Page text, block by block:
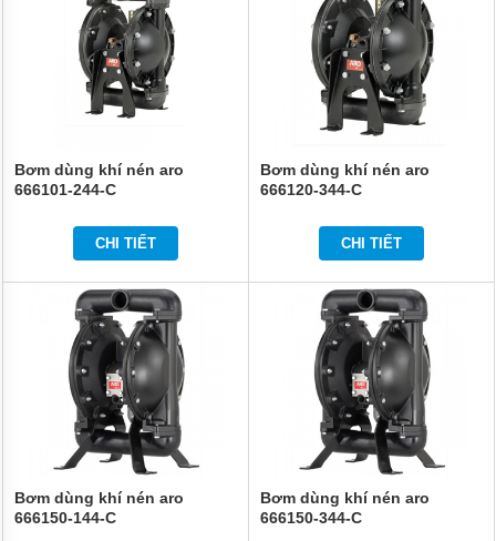
Bơm dùng khí nén aro
666101-244-C
CHI TIẾT
Bơm dùng khí nén aro
666120-344-C
CHI TIẾT
Bơm dùng khí nén aro
666150-144-C
Bơm dùng khí nén aro
666150-344-C